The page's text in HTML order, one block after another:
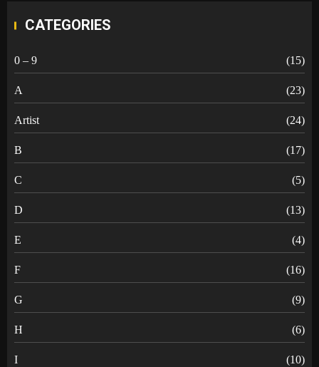
CATEGORIES
0 – 9 (15)
A (23)
Artist (24)
B (17)
C (5)
D (13)
E (4)
F (16)
G (9)
H (6)
I (10)